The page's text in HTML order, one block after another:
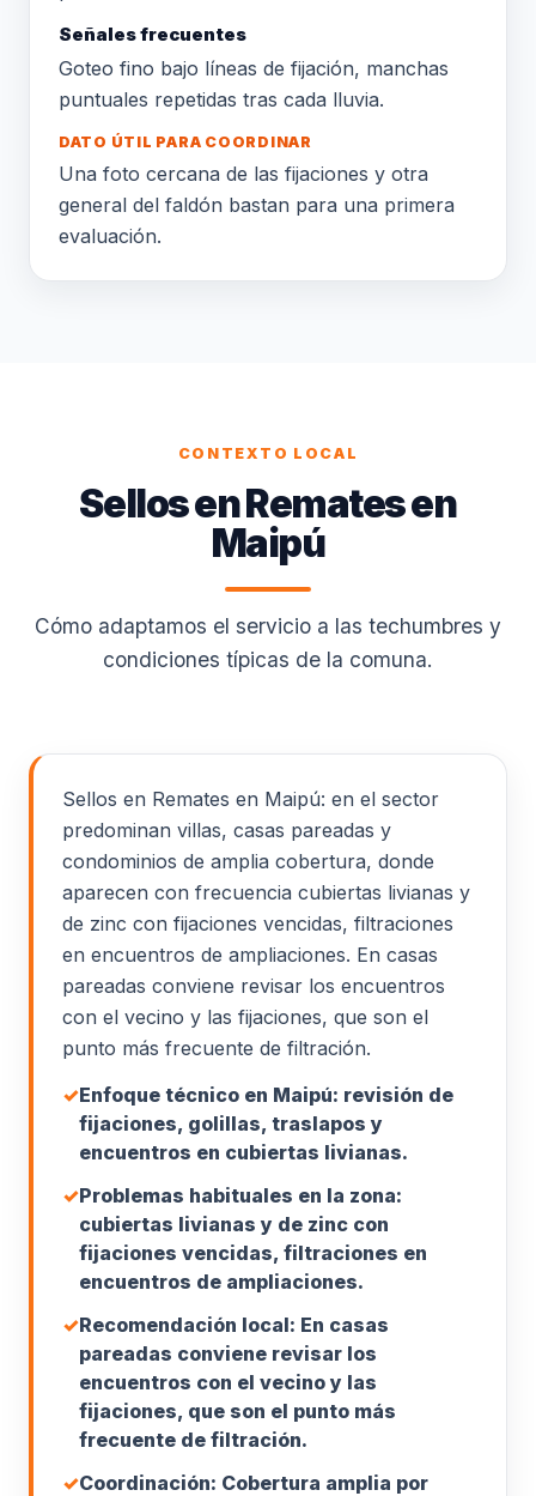
Señales frecuentes
Goteo fino bajo líneas de fijación, manchas
puntuales repetidas tras cada lluvia.
DATO ÚTIL PARA COORDINAR
Una foto cercana de las fijaciones y otra
general del faldón bastan para una primera
evaluación.
CONTEXTO LOCAL
Sellos en Remates en
Maipú
Cómo adaptamos el servicio a las techumbres y
condiciones típicas de la comuna.
Sellos en Remates en Maipú: en el sector
predominan villas, casas pareadas y
condominios de amplia cobertura, donde
aparecen con frecuencia cubiertas livianas y
de zinc con fijaciones vencidas, filtraciones
en encuentros de ampliaciones. En casas
pareadas conviene revisar los encuentros
con el vecino y las fijaciones, que son el
punto más frecuente de filtración.
✓Enfoque técnico en Maipú: revisión de
fijaciones, golillas, traslapos y
encuentros en cubiertas livianas.
✓Problemas habituales en la zona:
cubiertas livianas y de zinc con
fijaciones vencidas, filtraciones en
encuentros de ampliaciones.
✓Recomendación local: En casas
pareadas conviene revisar los
encuentros con el vecino y las
fijaciones, que son el punto más
frecuente de filtración.
✓Coordinación: Cobertura amplia por